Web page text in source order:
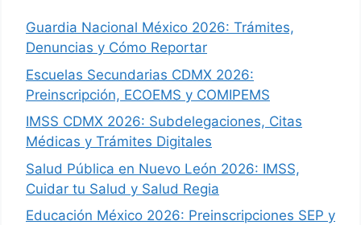
Guardia Nacional México 2026: Trámites,
Denuncias y Cómo Reportar
Escuelas Secundarias CDMX 2026:
Preinscripción, ECOEMS y COMIPEMS
IMSS CDMX 2026: Subdelegaciones, Citas
Médicas y Trámites Digitales
Salud Pública en Nuevo León 2026: IMSS,
Cuidar tu Salud y Salud Regia
Educación México 2026: Preinscripciones SEP y